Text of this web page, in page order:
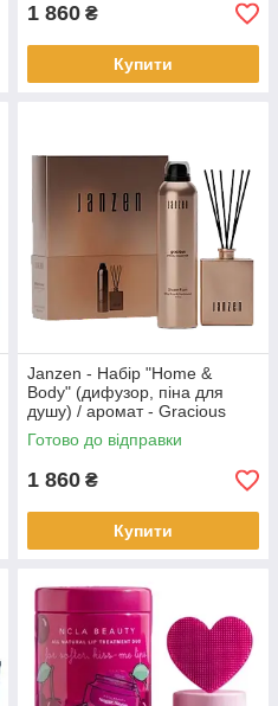
1 860 ₴
Купити
Janzen - Набір "Home &
Body" (дифузор, піна для
душу) / аромат - Gracious
(90160)
Готово до відправки
1 860 ₴
Купити